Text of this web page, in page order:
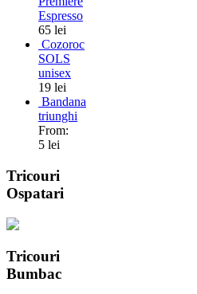
Espresso
65 lei
Cozoroc
SOLS
unisex
19 lei
Bandana
triunghi
From:
5 lei
Tricouri
Ospatari
Tricouri
Bumbac